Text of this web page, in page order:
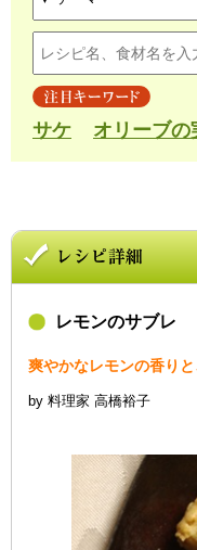
サケ オリーブの
レモンのサブレ
爽やかなレモンの香り
by 料理家 高橋裕子